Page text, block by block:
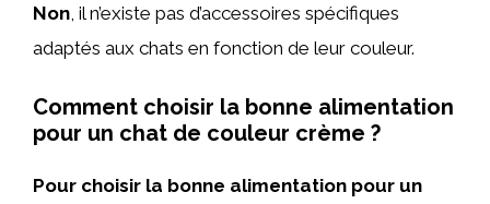
Non, il n’existe pas d’accessoires spécifiques
adaptés aux chats en fonction de leur couleur.
Comment choisir la bonne alimentation
pour un chat de couleur crème ?
Pour choisir la bonne alimentation pour un